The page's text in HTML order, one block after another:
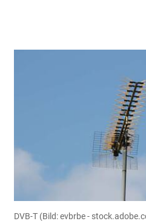
DVB-T (Bild: evbrbe -